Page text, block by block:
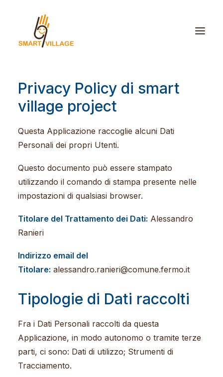
Privacy Policy di smart
village project
Questa Applicazione raccoglie alcuni Dati
Personali dei propri Utenti.
Questo documento può essere stampato
utilizzando il comando di stampa presente nelle
impostazioni di qualsiasi browser.
Titolare del Trattamento dei Dati: Alessandro
Ranieri
Indirizzo email del
Titolare: alessandro.ranieri@comune.fermo.it
Tipologie di Dati raccolti
Fra i Dati Personali raccolti da questa
Applicazione, in modo autonomo o tramite terze
parti, ci sono: Dati di utilizzo; Strumenti di
Tracciamento.